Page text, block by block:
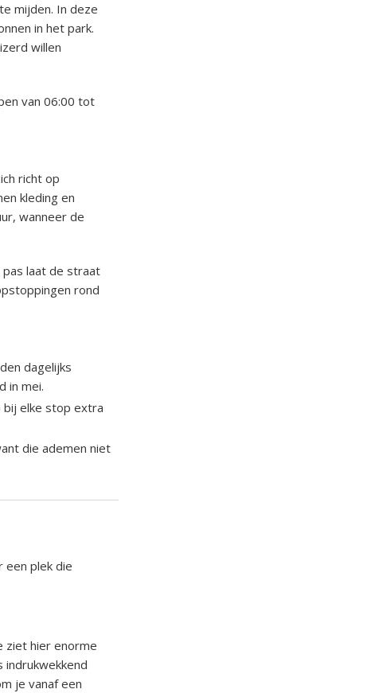
mijden. In deze
in het park.
willen
van 06:00 tot
richt op
kleding en
wanneer de
pas laat de straat
rond
dagelijks
in mei.
bij elke stop extra
die ademen niet
een plek die
ziet hier enorme
je vanaf een